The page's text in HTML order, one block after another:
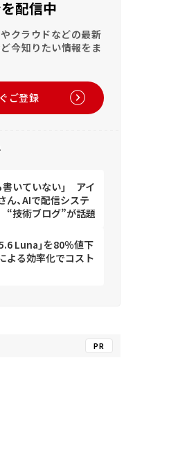
配信中
クラウドなどの最新
今知りたい情報をま
ご登録
書いていない」 アイ
ん、AIで配信システ
技術ブログ”が話題
Luna」を80％値下
る効率化でコスト
PR